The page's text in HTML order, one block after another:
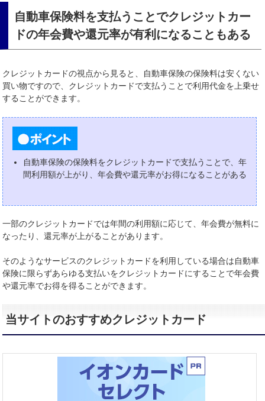
自動車保険料を支払うことでクレジットカー
ドの年会費や還元率が有利になることもある
クレジットカードの視点から見ると、自動車保険の保険料は安くない
買い物ですので、クレジットカードで支払うことで利用代金を上乗せ
することができます。
自動車保険の保険料をクレジットカードで支払うことで、年
間利用額が上がり、年会費や還元率がお得になることがある
一部のクレジットカードでは年間の利用額に応じて、年会費が無料に
なったり、還元率が上がることがあります。
そのようなサービスのクレジットカードを利用している場合は自動車
保険に限らずあらゆる支払いをクレジットカードにすることで年会費
や還元率でお得を得ることができます。
当サイトのおすすめクレジットカード